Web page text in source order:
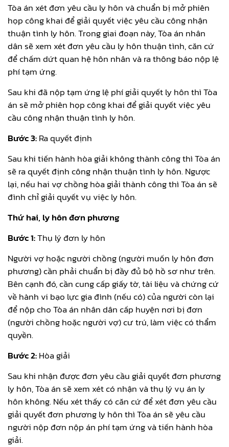
Tòa án xét đơn yêu cầu ly hôn và chuẩn bị mở phiên
họp công khai để giải quyết việc yêu cầu công nhận
thuận tình ly hôn. Trong giai đoạn này, Tòa án nhân
dân sẽ xem xét đơn yêu cầu ly hôn thuận tình, căn cứ
để chấm dứt quan hệ hôn nhân và ra thông báo nộp lệ
phí tạm ứng.
Sau khi đã nộp tạm ứng lệ phí giải quyết ly hôn thì Tòa
án sẽ mở phiên họp công khai để giải quyết việc yêu
cầu công nhận thuận tình ly hôn.
Bước 3:Ra quyết định
Sau khi tiến hành hòa giải không thành công thì Tòa án
sẽ ra quyết định công nhận thuận tình ly hôn. Ngược
lại, nếu hai vợ chồng hòa giải thành công thì Tòa án sẽ
đình chỉ giải quyết vụ việc ly hôn.
Thứ hai, ly hôn đơn phương
Bước 1:Thụ lý đơn ly hôn
Người vợ hoặc người chồng (người muốn ly hôn đơn
phương) cần phải chuẩn bị đầy đủ bộ hồ sơ như trên.
Bên cạnh đó, cần cung cấp giấy tờ, tài liệu và chứng cứ
về hành vi bạo lực gia đình (nếu có) của người còn lại
để nộp cho Tòa án nhân dân cấp huyện nơi bị đơn
(người chồng hoặc người vợ) cư trú, làm việc có thẩm
quyền.
Bước 2:Hòa giải
Sau khi nhận được đơn yêu cầu giải quyết đơn phương
ly hôn, Tòa án sẽ xem xét có nhận và thụ lý vụ án ly
hôn không. Nếu xét thấy có căn cứ để xét đơn yêu cầu
giải quyết đơn phương ly hôn thì Tòa án sẽ yêu cầu
người nộp đơn nộp án phí tạm ứng và tiến hành hòa
giải.